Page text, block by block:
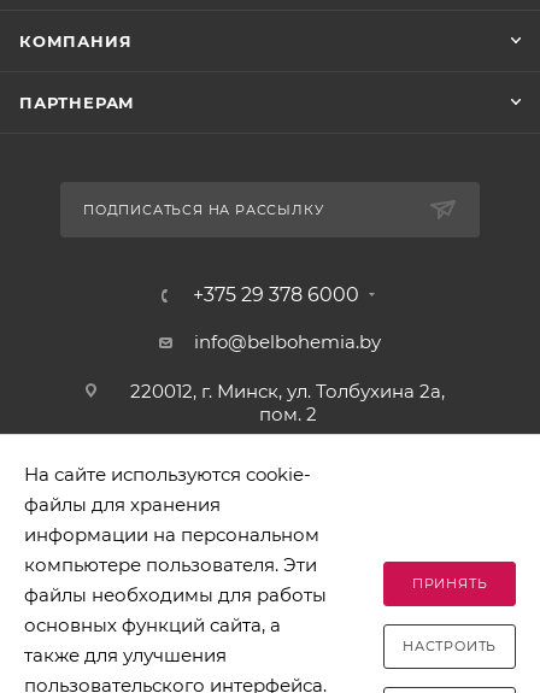
КОМПАНИЯ
ПАРТНЕРАМ
ПОДПИСАТЬСЯ НА РАССЫЛКУ
+375 29 378 6000
info@belbohemia.by
220012, г. Минск, ул. Толбухина 2а,
пом. 2
2026 © БЕЛБОГЕМИЯ (c). Оптовая торговля посудой и
хозяйственными товарами. Адрес: 220012, г. Минск, ул.
Толбухина 2а, пом. 2, телефон 8-017-378-60-00
На сайте используются cookie-
файлы для хранения
информации на персональном
компьютере пользователя. Эти
файлы необходимы для работы
основных функций сайта, а
также для улучшения
пользовательского интерфейса.
ПРИНЯТЬ
НАСТРОИТЬ